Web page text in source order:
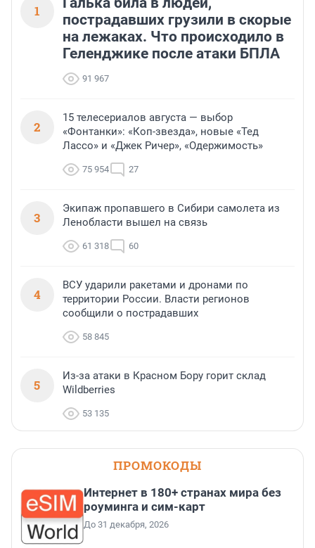
1
пострадавших грузили в скорые
на лежаках. Что происходило в
Геленджике после атаки БПЛА
91 967
2
15 телесериалов августа — выбор
«Фонтанки»: «Коп-звезда», новые «Тед
Лассо» и «Джек Ричер», «Одержимость»
75 954 27
3
Экипаж пропавшего в Сибири самолета из
Ленобласти вышел на связь
61 318 60
4
ВСУ ударили ракетами и дронами по
территории России. Власти регионов
сообщили о пострадавших
58 845
5
Из-за атаки в Красном Бору горит склад
Wildberries
53 135
ПРОМОКОДЫ
Интернет в 180+ странах мира без
роуминга и сим-карт
До 31 декабря, 2026